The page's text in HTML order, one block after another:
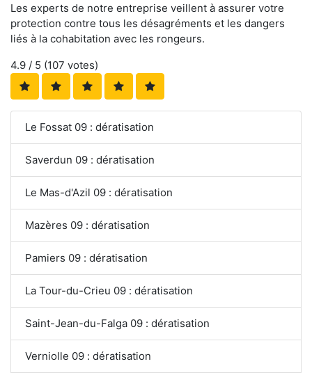
Les experts de notre entreprise veillent à assurer votre
protection contre tous les désagréments et les dangers
liés à la cohabitation avec les rongeurs.
4.9 / 5 (107 votes)
Le Fossat 09 : dératisation
Saverdun 09 : dératisation
Le Mas-d'Azil 09 : dératisation
Mazères 09 : dératisation
Pamiers 09 : dératisation
La Tour-du-Crieu 09 : dératisation
Saint-Jean-du-Falga 09 : dératisation
Verniolle 09 : dératisation